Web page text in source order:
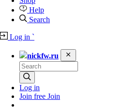
Help
Search
Log in `
nickfw.ru
Log in
Join free Join